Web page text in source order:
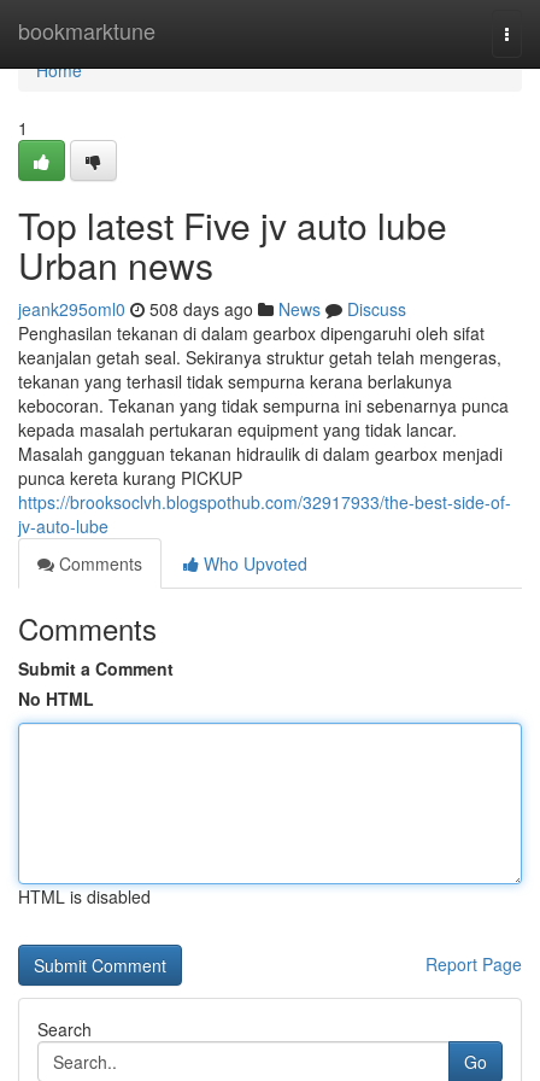
bookmarktune
Home
Home
1
Top latest Five jv auto lube
Urban news
jeank295oml0 508 days ago News
Discuss
Penghasilan tekanan di dalam gearbox dipengaruhi oleh sifat
keanjalan getah seal. Sekiranya struktur getah telah mengeras,
tekanan yang terhasil tidak sempurna kerana berlakunya
kebocoran. Tekanan yang tidak sempurna ini sebenarnya punca
kepada masalah pertukaran equipment yang tidak lancar.
Masalah gangguan tekanan hidraulik di dalam gearbox menjadi
punca kereta kurang PICKUP
https://brooksoclvh.blogspothub.com/32917933/the-best-side-of-
jv-auto-lube
Comments
Who Upvoted
Comments
Submit a Comment
No HTML
HTML is disabled
Report Page
Search
Go